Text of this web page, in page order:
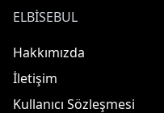
ELBISEBUL
Hakkımızda
İletişim
Kullanıcı Sözleşmesi